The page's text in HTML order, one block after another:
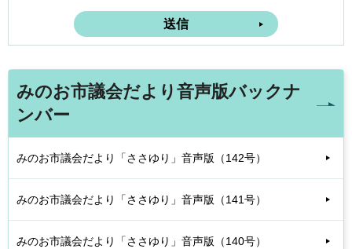
みのお市議会だより音声版バックナ
ンバー
みのお市議会だより「ささゆり」音声版（142号）
みのお市議会だより「ささゆり」音声版（141号）
みのお市議会だより「ささゆり」音声版（140号）